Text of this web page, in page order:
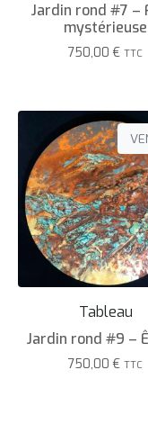
Jardin rond #7 –
mystérieuse
750,00€ TTC
Tableau
Jardin rond #9 –
750,00€ TTC